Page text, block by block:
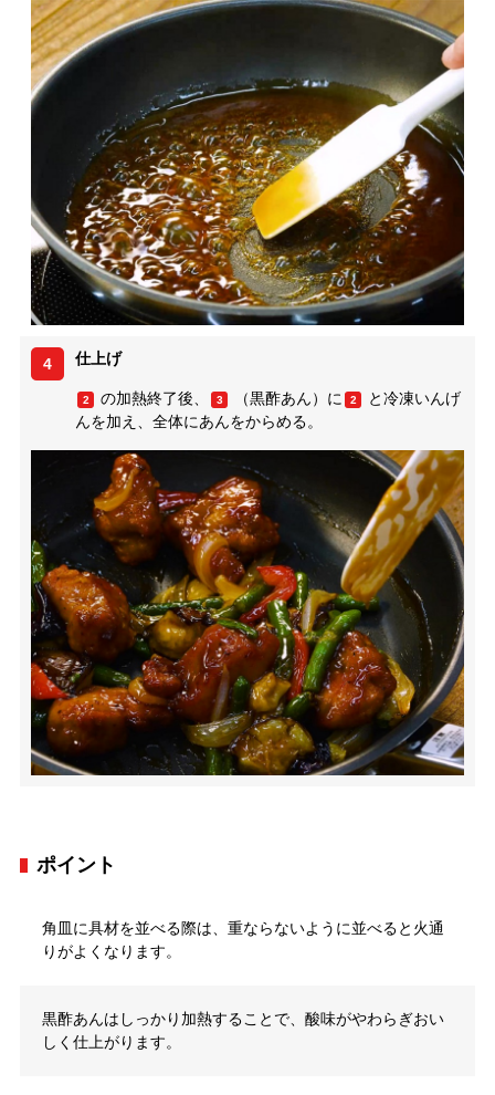
4 仕上げ
2 の加熱終了後、 3 （黒酢あん）に 2
と冷凍いんげ
んを加え、全体にあんをからめる。
ポイント
角皿に具材を並べる際は、重ならないように並べると火通
りがよくなります。
黒酢あんはしっかり加熱することで、酸味がやわらぎおい
しく仕上がります。